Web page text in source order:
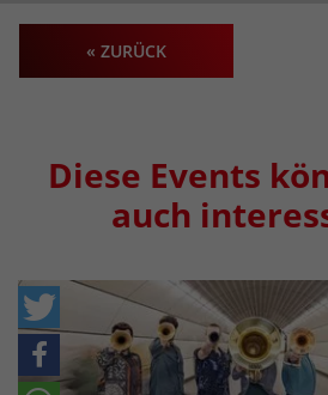
« ZURÜCK
Diese Events
auch